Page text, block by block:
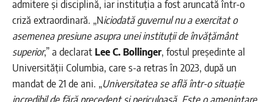
admitere și disciplină, iar instituția a fost aruncată într-o
criză extraordinară. „Niciodată guvernul nu a exercitat o
asemenea presiune asupra unei instituții de învățământ
superior,” a declarat Lee C. Bollinger, fostul președinte al
Universității Columbia, care s-a retras în 2023, după un
mandat de 21 de ani. „Universitatea se află într-o situație
incredibil de fără precedent și periculoasă. Este o amenințare